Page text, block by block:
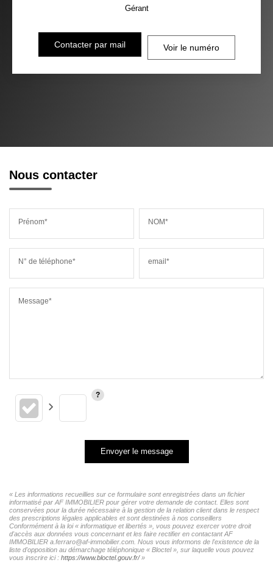
Gérant
Contacter par mail Voir le numéro
Nous contacter
Prénom* NOM*
N° de téléphone* email*
Message*
Envoyer le message
« Les informations recueillies sur ce formulaire sont enregistrées dans un fichier
informatisé par AF IMMOBILIER pour gérer votre demande de contact. Elles sont
conservées pour la durée nécessaire à la gestion de la relation client dans le respect
des prescriptions légales applicables et sont destinées à nos conseillers
Conformément à la loi « informatique et libertés », vous pouvez exercer votre droit
d'accès aux données vous concernant et les faire rectifier en contactant AF
IMMOBILIER a.ferraro@af-immobilier.com. Nous vous informons de l'existence de la
liste d'opposition au démarchage téléphonique « Bloctel », sur laquelle vous pouvez
vous inscrire ici : https://www.bloctel.gouv.fr/»